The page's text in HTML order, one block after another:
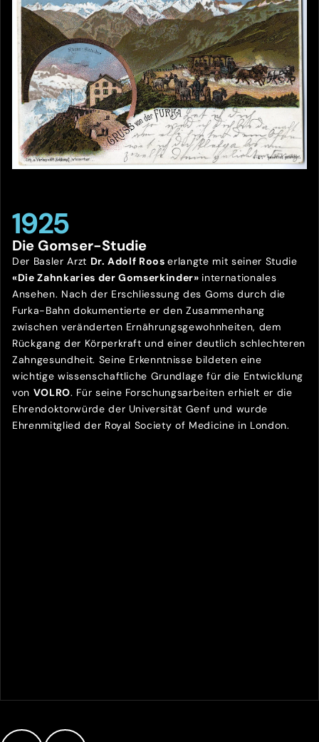
1925
Die Gomser-Studie
Der Basler Arzt Dr. Adolf Rooserlangte mit seiner Studie
«Die Zahnkaries der Gomserkinder» internationales
Ansehen. Nach der Erschliessung des Goms durch die
Furka-Bahn dokumentierte er den Zusammenhang
zwischen veränderten Ernährungsgewohnheiten, dem
Rückgang der Körperkraft und einer deutlich schlechteren
Zahngesundheit. Seine Erkenntnisse bildeten eine
wichtige wissenschaftliche Grundlage für die Entwicklung
von VOLRO. Für seine Forschungsarbeiten erhielt er die
Ehrendoktorwürde der Universität Genf und wurde
Ehrenmitglied der Royal Society of Medicine in London.